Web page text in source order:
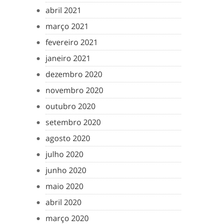
abril 2021
março 2021
fevereiro 2021
janeiro 2021
dezembro 2020
novembro 2020
outubro 2020
setembro 2020
agosto 2020
julho 2020
junho 2020
maio 2020
abril 2020
março 2020